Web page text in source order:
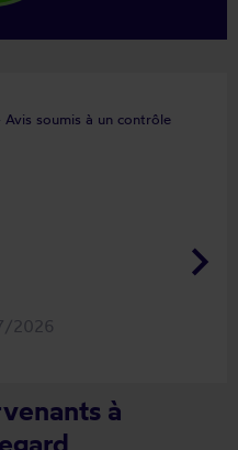
soumis à un contrôle
keyboard_arrow_right
2026
à